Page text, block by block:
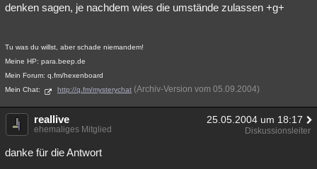
denken sagen, je nachdem wies die umstände zulassen +g+
Tu was du willst, aber schade niemandem!
Meine HP: para.beep.de
Mein Forum: q.fm/hexenboard
Mein Chat:
http://q.fm/mysterychat (Archiv-Version vom 05.09.2004)
reallive 25.05.2004 um 18:17
ehemaliges Mitglied Diskussionsleiter
danke für die Antwort